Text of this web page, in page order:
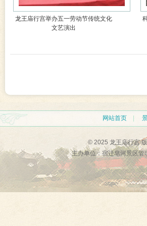
龙王庙行宫举办五一劳动节传统文化
文艺演出
网站首页
© 2025 龙王庙行宫
主办单位：宿迁皂河景区